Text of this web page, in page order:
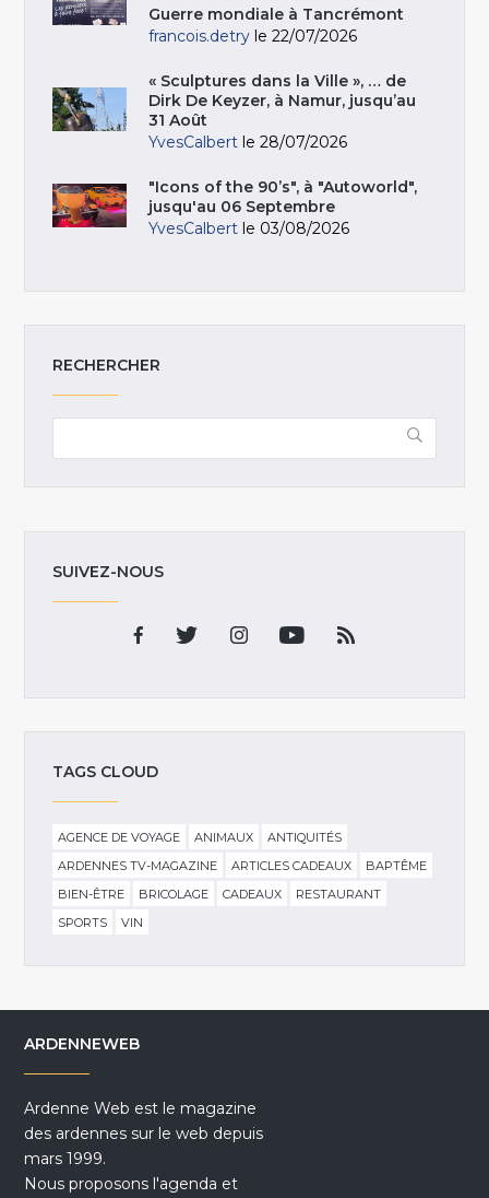
Guerre mondiale à Tancrémont
francois.detry le 22/07/2026
« Sculptures dans la Ville », … de
Dirk De Keyzer, à Namur, jusqu’au
31 Août
YvesCalbert le 28/07/2026
"Icons of the 90’s", à "Autoworld",
jusqu'au 06 Septembre
YvesCalbert le 03/08/2026
RECHERCHER
SUIVEZ-NOUS
TAGS CLOUD
AGENCE DE VOYAGE ANIMAUX
ANTIQUITÉS
ARDENNES TV-MAGAZINE
ARTICLES CADEAUX
BAPTÊME
BIEN-ÊTRE
BRICOLAGE CADEAUX
RESTAURANT
SPORTS
VIN
ARDENNEWEB
Ardenne Web est le magazine
des ardennes sur le web depuis
mars 1999.
Nous proposons l'agenda et